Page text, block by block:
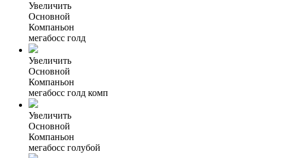
Увеличить
Основной
Компаньон
мегабосс голд
Увеличить
Основной
Компаньон
мегабосс голд комп
Увеличить
Основной
Компаньон
мегабосс голубой